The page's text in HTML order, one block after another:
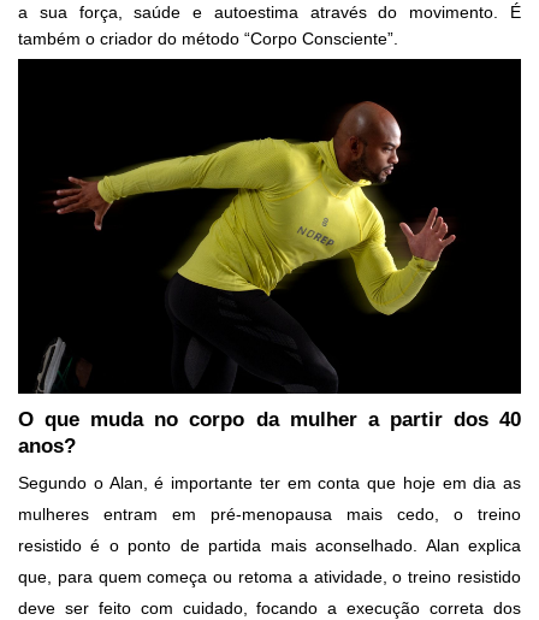
a sua força, saúde e autoestima através do movimento. É
também o criador do método “Corpo Consciente”.
O que muda no corpo da mulher a partir dos 40
anos?
Segundo o Alan, é importante ter em conta que hoje em dia as
mulheres entram em pré-menopausa mais cedo, o treino
resistido é o ponto de partida mais aconselhado. Alan explica
que, para quem começa ou retoma a atividade, o treino resistido
deve ser feito com cuidado, focando a execução correta dos